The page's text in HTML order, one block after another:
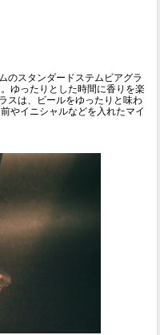
のスタンダードステムビアグラ
ゆったりとした時間に香りを楽
スは、ビールをゆったりと味わ
やイニシャルなどを入れたマイ